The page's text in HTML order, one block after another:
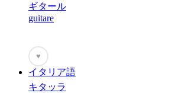
ギタール
guitare
♥
イタリア語
キタッラ